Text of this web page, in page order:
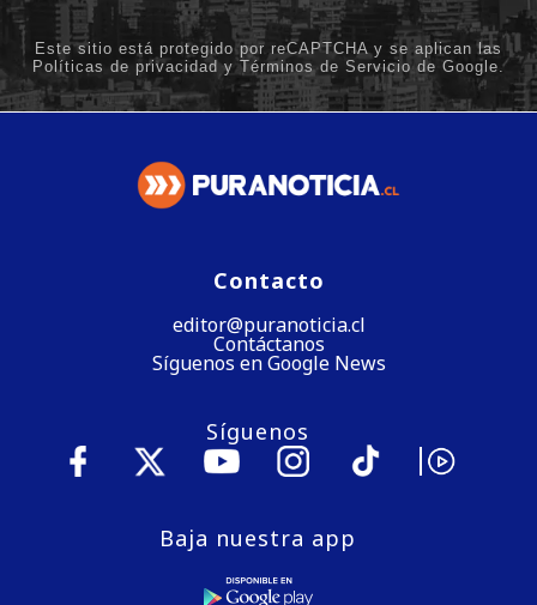
Contacto
editor@puranoticia.cl
Contáctanos
Síguenos en Google News
Síguenos
Baja nuestra app